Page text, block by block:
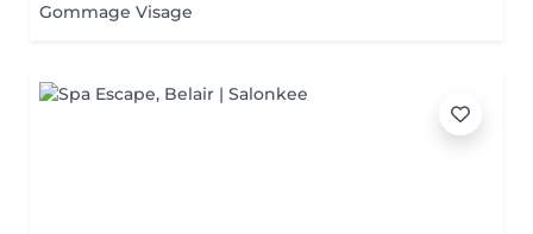
Gommage Visage